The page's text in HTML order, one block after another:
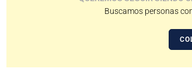
Buscamos personas